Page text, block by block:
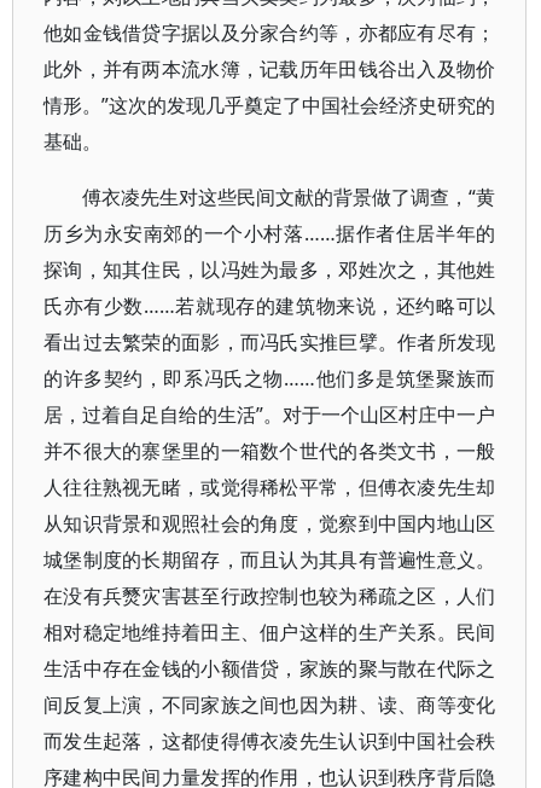
他如金钱借贷字据以及分家合约等，亦都应有尽有；
此外，并有两本流水簿，记载历年田钱谷出入及物价
情形。”这次的发现几乎奠定了中国社会经济史研究的
基础。
傅衣凌先生对这些民间文献的背景做了调查，“黄
历乡为永安南郊的一个小村落……据作者住居半年的
探询，知其住民，以冯姓为最多，邓姓次之，其他姓
氏亦有少数……若就现存的建筑物来说，还约略可以
看出过去繁荣的面影，而冯氏实推巨擘。作者所发现
的许多契约，即系冯氏之物……他们多是筑堡聚族而
居，过着自足自给的生活”。对于一个山区村庄中一户
并不很大的寨堡里的一箱数个世代的各类文书，一般
人往往熟视无睹，或觉得稀松平常，但傅衣凌先生却
从知识背景和观照社会的角度，觉察到中国内地山区
城堡制度的长期留存，而且认为其具有普遍性意义。
在没有兵燹灾害甚至行政控制也较为稀疏之区，人们
相对稳定地维持着田主、佃户这样的生产关系。民间
生活中存在金钱的小额借贷，家族的聚与散在代际之
间反复上演，不同家族之间也因为耕、读、商等变化
而发生起落，这都使得傅衣凌先生认识到中国社会秩
序建构中民间力量发挥的作用，也认识到秩序背后隐